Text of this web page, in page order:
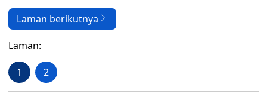
Laman berikutnya
Laman:
1 2